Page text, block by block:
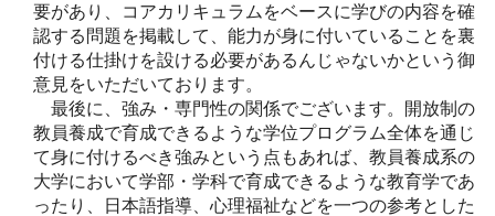
要があり、コアカリキュラムをベースに学びの内容を確
認する問題を掲載して、能力が身に付いていることを裏
付ける仕掛けを設ける必要があるんじゃないかという御
意見をいただいております。
最後に、強み・専門性の関係でございます。開放制の
教員養成で育成できるような学位プログラム全体を通じ
て身に付けるべき強みという点もあれば、教員養成系の
大学において学部・学科で育成できるような教育学であ
ったり、日本語指導、心理福祉などを一つの参考とした